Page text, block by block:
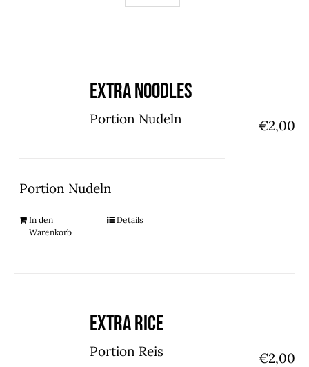
Extra Noodles
Portion Nudeln €2,00
Portion Nudeln
In den
Warenkorb
Details
Extra Rice
Portion Reis €2,00